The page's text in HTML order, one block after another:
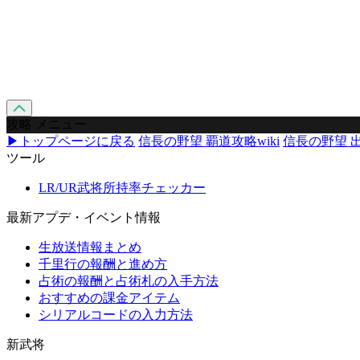
攻略 メニュー
▶トップページに戻る 信長の野望 覇道攻略wiki 信長の野望
ツール
LR/UR武将所持率チェッカー
最新アプデ・イベント情報
生放送情報まとめ
千里行の報酬と進め方
占術の報酬と占術札の入手方法
おすすめの課金アイテム
シリアルコードの入力方法
新武将